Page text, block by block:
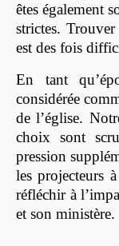
êtes également
strictes.
est des fois
En tant
considérée
de l’église.
choix sont
pression
les projecteurs
réfléchir à
et son ministère.